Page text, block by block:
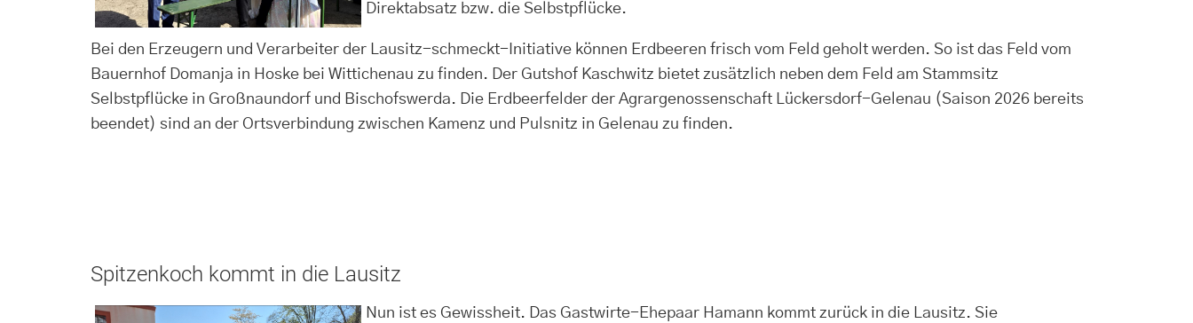
Direktabsatz bzw. die Selbstpflücke.
Bei den Erzeugern und Verarbeiter der Lausitz-schmeckt-Initiative können Erdbeeren frisch vom Feld geholt werden. So ist das Feld vom
Bauernhof Domanja in Hoske bei Wittichenau zu finden. Der Gutshof Kaschwitz bietet zusätzlich neben dem Feld am Stammsitz
Selbstpflücke in Großnaundorf und Bischofswerda. Die Erdbeerfelder der Agrargenossenschaft Lückersdorf-Gelenau (Saison 2026 bereits
beendet) sind an der Ortsverbindung zwischen Kamenz und Pulsnitz in Gelenau zu finden.
Spitzenkoch kommt in die Lausitz
Nun ist es Gewissheit. Das Gastwirte-Ehepaar Hamann kommt zurück in die Lausitz. Sie